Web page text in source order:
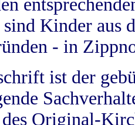
Kinder aus
- in
ist der
Original-